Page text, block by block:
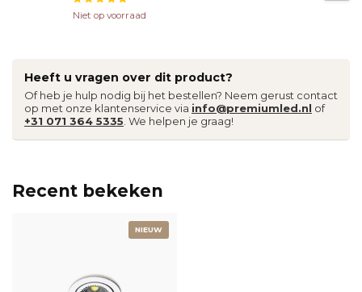
Niet op voorraad
Heeft u vragen over dit product?
Of heb je hulp nodig bij het bestellen? Neem gerust contact
op met onze klantenservice via info@premiumled.nl of
+31 071 364 5335 . We helpen je graag!
Recent bekeken
NIEUW